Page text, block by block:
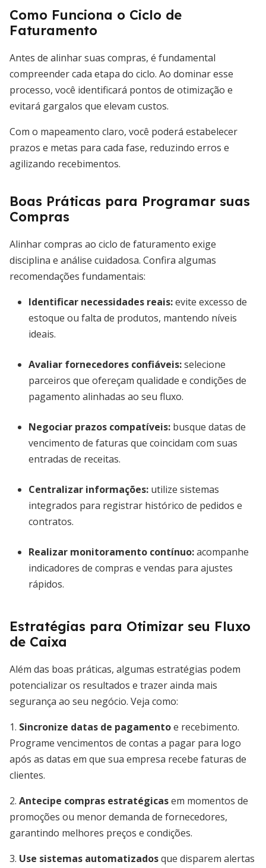
Como Funciona o Ciclo de
Faturamento
Antes de alinhar suas compras, é fundamental
compreender cada etapa do ciclo. Ao dominar esse
processo, você identificará pontos de otimização e
evitará gargalos que elevam custos.
Com o mapeamento claro, você poderá estabelecer
prazos e metas para cada fase, reduzindo erros e
agilizando recebimentos.
Boas Práticas para Programar suas
Compras
Alinhar compras ao ciclo de faturamento exige
disciplina e análise cuidadosa. Confira algumas
recomendações fundamentais:
Identificar necessidades reais:evite excesso de
estoque ou falta de produtos, mantendo níveis
ideais.
Avaliar fornecedores confiáveis:selecione
parceiros que ofereçam qualidade e condições de
pagamento alinhadas ao seu fluxo.
Negociar prazos compatíveis: busque datas de
vencimento de faturas que coincidam com suas
entradas de receitas.
Centralizar informações: utilize sistemas
integrados para registrar histórico de pedidos e
contratos.
Realizar monitoramento contínuo:acompanhe
indicadores de compras e vendas para ajustes
rápidos.
Estratégias para Otimizar seu Fluxo
de Caixa
Além das boas práticas, algumas estratégias podem
potencializar os resultados e trazer ainda mais
segurança ao seu negócio. Veja como:
1. Sincronize datas de pagamentoe recebimento.
Programe vencimentos de contas a pagar para logo
após as datas em que sua empresa recebe faturas de
clientes.
2. Antecipe compras estratégicasem momentos de
promoções ou menor demanda de fornecedores,
garantindo melhores preços e condições.
3. Use sistemas automatizadosque disparem alertas